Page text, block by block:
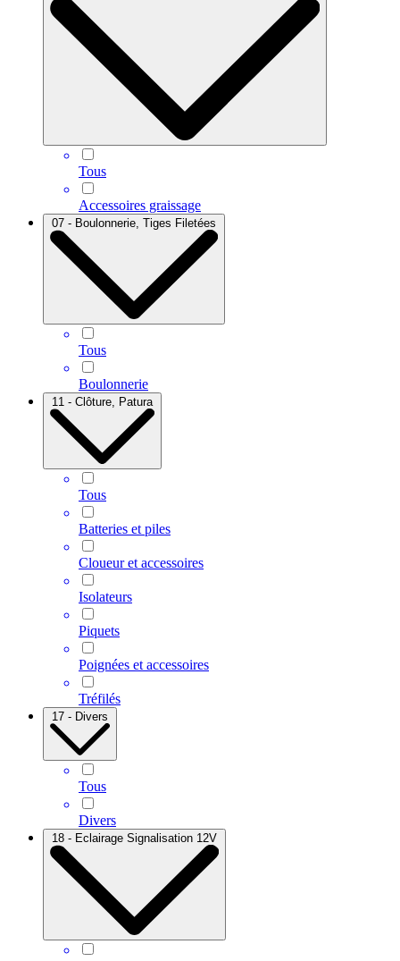
Tous
Accessoires graissage
07 - Boulonnerie, Tiges Filetées
Tous
Boulonnerie
11 - Clôture, Patura
Tous
Batteries et piles
Cloueur et accessoires
Isolateurs
Piquets
Poignées et accessoires
Tréfilés
17 - Divers
Tous
Divers
18 - Eclairage Signalisation 12V